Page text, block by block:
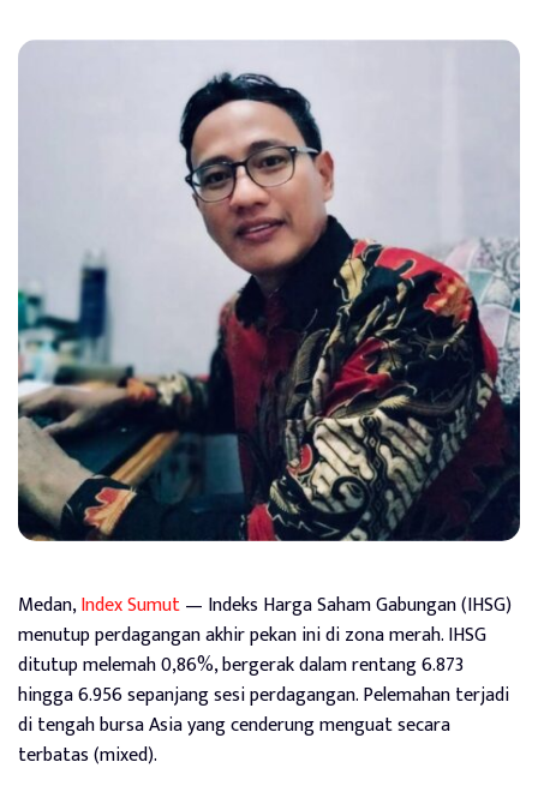
Medan,Index Sumut— Indeks Harga Saham Gabungan (IHSG)
menutup perdagangan akhir pekan ini di zona merah. IHSG
ditutup melemah 0,86%, bergerak dalam rentang 6.873
hingga 6.956 sepanjang sesi perdagangan. Pelemahan terjadi
di tengah bursa Asia yang cenderung menguat secara
terbatas (mixed).